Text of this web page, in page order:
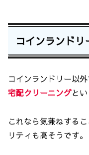
コインランドリ
コインランドリー以外
宅配クリーニングと
これなら気兼ねする
リティも高そうです。